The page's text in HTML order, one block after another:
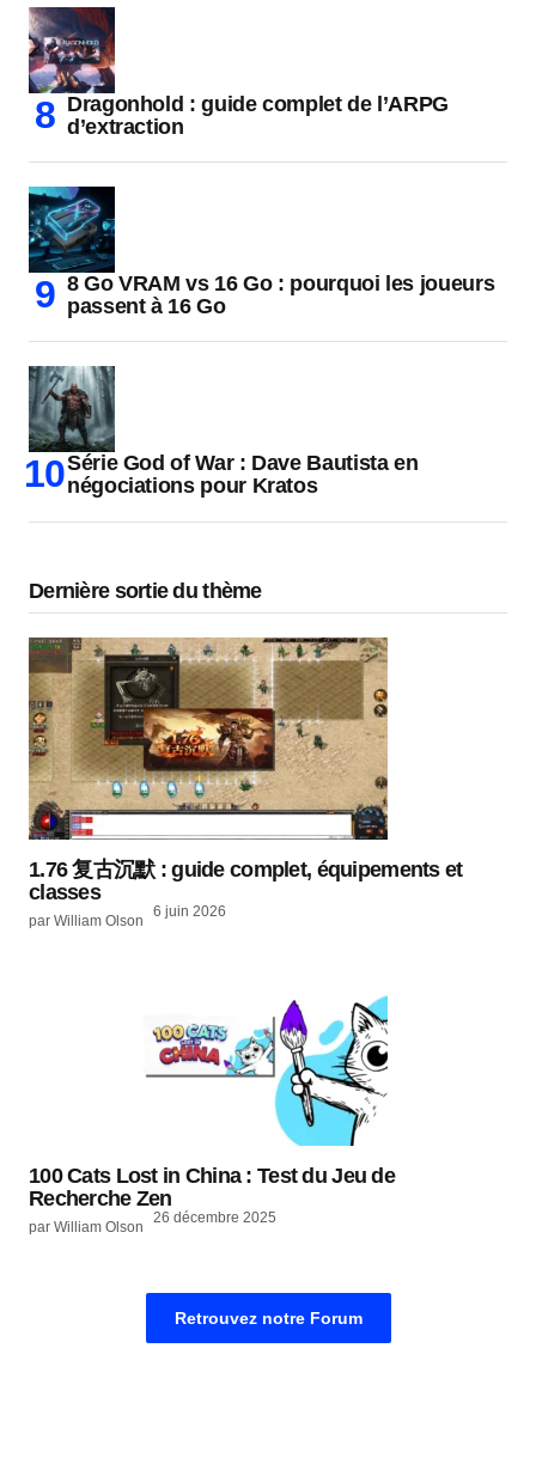
Dragonhold : guide complet de l’ARPG
d’extraction
8 Go VRAM vs 16 Go : pourquoi les joueurs
passent à 16 Go
Série God of War : Dave Bautista en
négociations pour Kratos
Dernière sortie du thème
1.76 复古沉默 : guide complet, équipements et
classes
par William Olson
6 juin 2026
100 Cats Lost in China : Test du Jeu de
Recherche Zen
par William Olson
26 décembre 2025
Retrouvez notre Forum